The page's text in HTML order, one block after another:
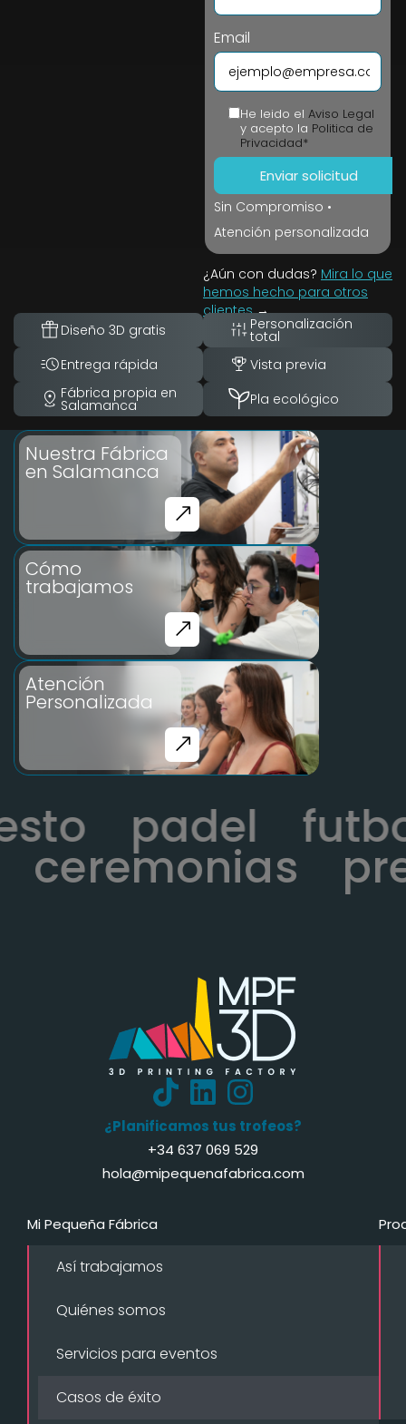
Email
He leido el Aviso Legal
y acepto la Politica de
Privacidad*
Sin Compromiso •
Atención personalizada
¿Aún con dudas? Mira lo que
hemos hecho para otros
clientes→
Diseño 3D gratis
Personalización
total
Entrega rápida
Vista previa
Fábrica propia en
Salamanca Pla ecológico
Nuestra Fábrica
en Salamanca
Cómo
trabajamos
Atención
Personalizada
padel
ceremonias
¿Planificamos tus trofeos?
+34 637 069 529
hola@mipequenafabrica.com
Mi Pequeña Fábrica
Así trabajamos
Quiénes somos
Servicios para eventos
Casos de éxito